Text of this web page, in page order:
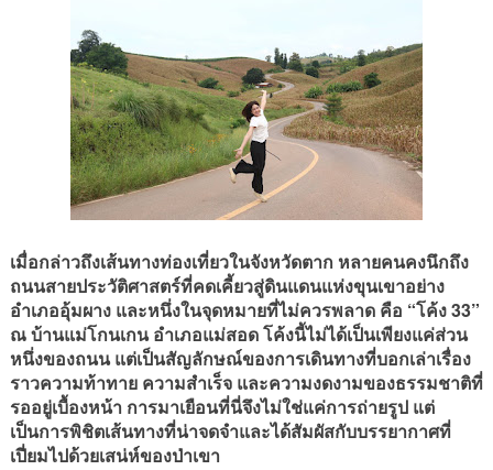
เมื่อกล่าวถึงเส้นทางท่องเที่ยวในจังหวัดตาก หลายคนคงนึกถึง
ถนนสายประวัติศาสตร์ที่คดเคี้ยวสู่ดินแดนแห่งขุนเขาอย่าง
อำเภออุ้มผาง และหนึ่งในจุดหมายที่ไม่ควรพลาด คือ “โค้ง 33”
ณ บ้านแม่โกนเกน อำเภอแม่สอด โค้งนี้ไม่ได้เป็นเพียงแค่ส่วน
หนึ่งของถนน แต่เป็นสัญลักษณ์ของการเดินทางที่บอกเล่าเรื่อง
ราวความท้าทาย ความสำเร็จ และความงดงามของธรรมชาติที่
รออยู่เบื้องหน้า การมาเยือนที่นี่จึงไม่ใช่แค่การถ่ายรูป แต่
เป็นการพิชิตเส้นทางที่น่าจดจำและได้สัมผัสกับบรรยากาศที่
เปี่ยมไปด้วยเสน่ห์ของป่าเขา